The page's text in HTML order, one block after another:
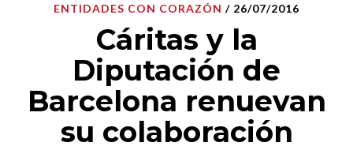
ENTIDADES CON CORAZÓN / 26/07/2016
Cáritas y la
Diputación de
Barcelona renuevan
su colaboración